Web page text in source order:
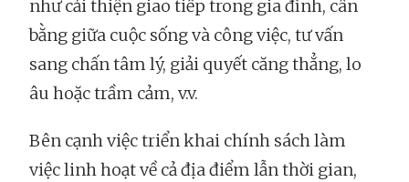
như cải thiện giao tiếp trong gia đình, cân
bằng giữa cuộc sống và công việc, tư vấn
sang chấn tâm lý, giải quyết căng thẳng, lo
âu hoặc trầm cảm, v.v.
Bên cạnh việc triển khai chính sách làm
việc linh hoạt về cả địa điểm lẫn thời gian,